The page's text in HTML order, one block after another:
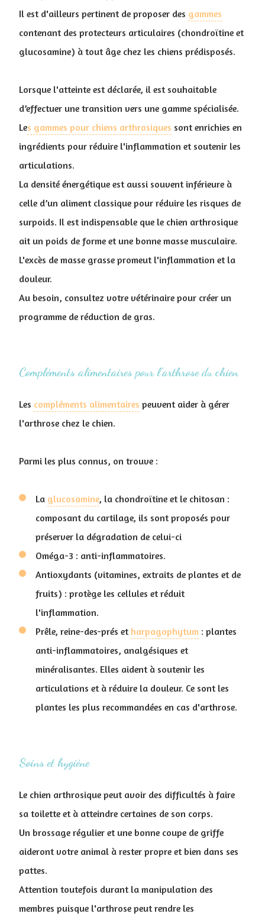
Il est d'ailleurs pertinent de proposer des gammes
contenant des protecteurs articulaires (chondroïtine et
glucosamine) à tout âge chez les chiens prédisposés.
Lorsque l'atteinte est déclarée, il est souhaitable
d’effectuer une transition vers une gamme spécialisée.
Les gammes pour chiens arthrosiques sont enrichies en
ingrédients pour réduire l'inflammation et soutenir les
articulations.
La densité énergétique est aussi souvent inférieure à
celle d’un aliment classique pour réduire les risques de
surpoids. Il est indispensable que le chien arthrosique
ait un poids de forme et une bonne masse musculaire.
L'excès de masse grasse promeut l'inflammation et la
douleur.
Au besoin, consultez votre vétérinaire pour créer un
programme de réduction de gras.
Compléments alimentaires pour l’arthrose du chien
Les compléments alimentaires peuvent aider à gérer
l'arthrose chez le chien.
Parmi les plus connus, on trouve :
La glucosamine, la chondroïtine et le chitosan :
composant du cartilage, ils sont proposés pour
préserver la dégradation de celui-ci
Oméga-3 : anti-inflammatoires.
Antioxydants (vitamines, extraits de plantes et de
fruits) : protège les cellules et réduit
l'inflammation.
Prêle, reine-des-prés et harpagophytum : plantes
anti-inflammatoires, analgésiques et
minéralisantes. Elles aident à soutenir les
articulations et à réduire la douleur. Ce sont les
plantes les plus recommandées en cas d'arthrose.
Soins et hygiène
Le chien arthrosique peut avoir des difficultés à faire
sa toilette et à atteindre certaines de son corps.
Un brossage régulier et une bonne coupe de griffe
aideront votre animal à rester propre et bien dans ses
pattes.
Attention toutefois durant la manipulation des
membres puisque l'arthrose peut rendre les